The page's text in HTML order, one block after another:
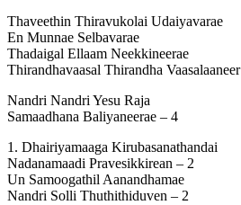
Thaveethin Thiravukolai Udaiyavarae
En Munnae Selbavarae
Thadaigal Ellaam Neekkineerae
Thirandhavaasal Thirandha Vaasalaaneer
Nandri Nandri Yesu Raja
Samaadhana Baliyaneerae – 4
1. Dhairiyamaaga Kirubasanathandai
Nadanamaadi Pravesikkirean – 2
Un Samoogathil Aanandhamae
Nandri Solli Thuthithiduven – 2